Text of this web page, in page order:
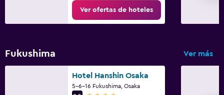
Ver ofertas de hoteles
Fukushima Ver más
Hotel Hanshin Osaka
5-6-16 Fukushima, Osaka